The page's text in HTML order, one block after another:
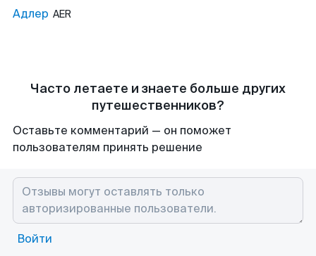
Адлер AER
Часто летаете и знаете больше других
путешественников?
Оставьте комментарий — он поможет
пользователям принять решение
Войти